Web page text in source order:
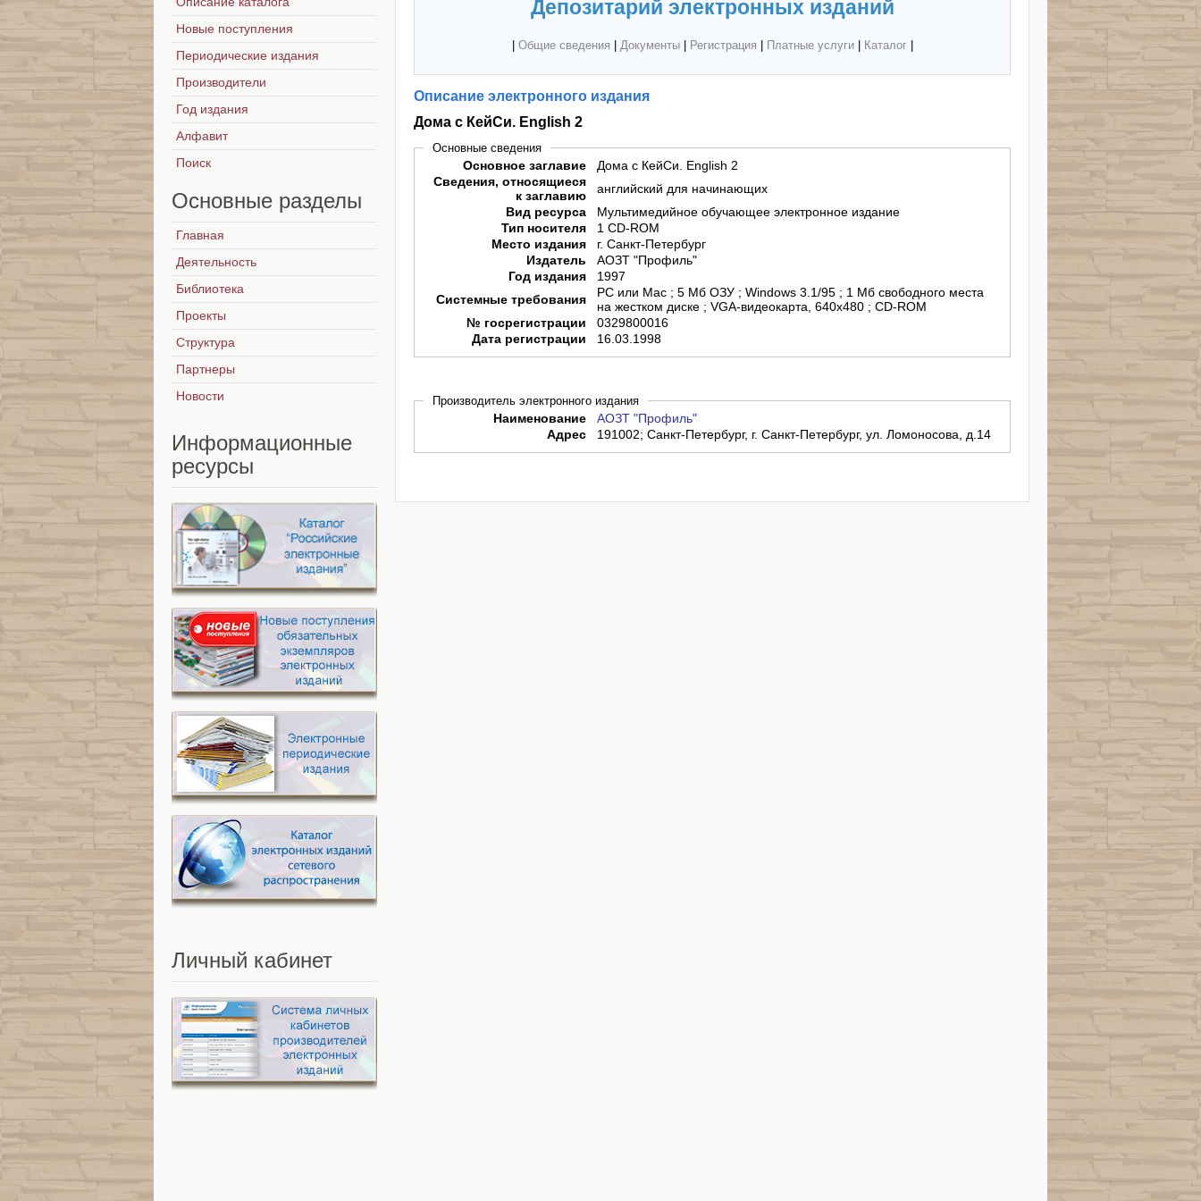
Депозитарий электронных изданий
Общие сведения Документы| Регистрация Платные услуги| Каталог|
Описание электронного издания
Дома с КейСи. English 2
Основные сведения
Основное заглавие
Дома с КейСи. English 2
Сведения, относящиеся
к заглавию
английский для начинающих
Вид ресурса
Мультимедийное обучающее электронное издание
Тип носителя
1 CD-ROM
Место издания
г. Санкт-Петербург
Издатель
АОЗТ "Профиль"
Год издания
1997
Системные требования
PC или Mac ; 5 Мб ОЗУ ; Windows 3.1/95 ; 1 Мб свободного места
на жестком диске ; VGA-видеокарта, 640x480 ; CD-ROM
№ госрегистрации
0329800016
Дата регистрации
16.03.1998
Производитель электронного издания
Наименование
АОЗТ "Профиль"
Адрес
191002; Санкт-Петербург, г. Санкт-Петербург, ул. Ломоносова, д.14
Новые поступления
Периодические издания
Производители
Год издания
Алфавит
Поиск
Основные разделы
Главная
Деятельность
Библиотека
Проекты
Структура
Партнеры
Новости
Информационные
ресурсы
Личный кабинет